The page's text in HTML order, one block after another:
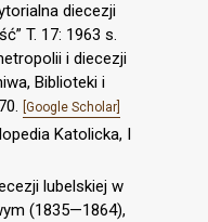
diecezji
T. 17: 1963 s.
i diecezji
Biblioteki i
[Google Scholar]
Katolicka, I
lubelskiej w
(1835—1864),